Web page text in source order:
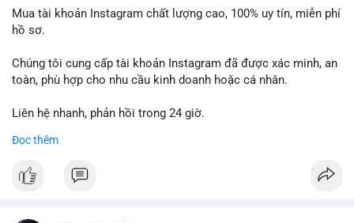
Mua tài khoản Instagram chất lượng cao, 100% uy tín, miễn phí
hồ sơ.
Chúng tôi cung cấp tài khoản Instagram đã được xác minh, an
toàn, phù hợp cho nhu cầu kinh doanh hoặc cá nhân.
Liên hệ nhanh, phản hồi trong 24 giờ.
📞 WhatsApp: +1 660 215-8938
Đọc thêm